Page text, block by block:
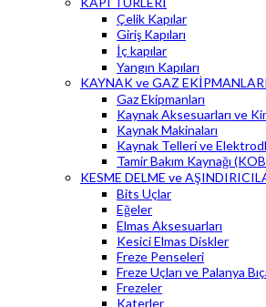
Çelik Kapılar
Giriş Kapıları
İç kapılar
Yangın Kapıları
KAYNAK ve GAZ EKİPMANLARI
Gaz Ekipmanları
Kaynak Aksesuarları ve
Kaynak Makinaları
Kaynak Telleri ve
Tamir Bakım Kaynağı
KESME DELME ve
Bits Uçlar
Eğeler
Elmas Aksesuarları
Kesici Elmas Diskler
Freze Penseleri
Freze Uçları ve Palanya
Frezeler
Katerler